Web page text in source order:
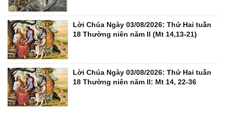
Lời Chúa Ngày 03/08/2026: Thứ Hai tuần
18 Thường niên năm II (Mt 14,13-21)
Lời Chúa Ngày 03/08/2026: Thứ Hai tuần
18 Thường niên năm II: Mt 14, 22-36